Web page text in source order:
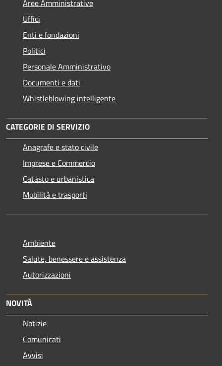
Aree Amministrative
Uffici
Enti e fondazioni
Politici
Personale Amministrativo
Documenti e dati
Whistleblowing intelligente
CATEGORIE DI SERVIZIO
Anagrafe e stato civile
Imprese e Commercio
Catasto e urbanistica
Mobilità e trasporti
Ambiente
Salute, benessere e assistenza
Autorizzazioni
NOVITÀ
Notizie
Comunicati
Avvisi